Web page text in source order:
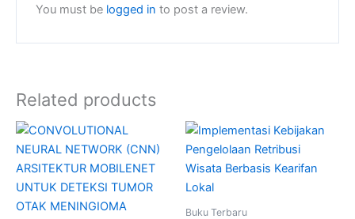
You must be logged in to post a review.
Related products
Buku Terbaru